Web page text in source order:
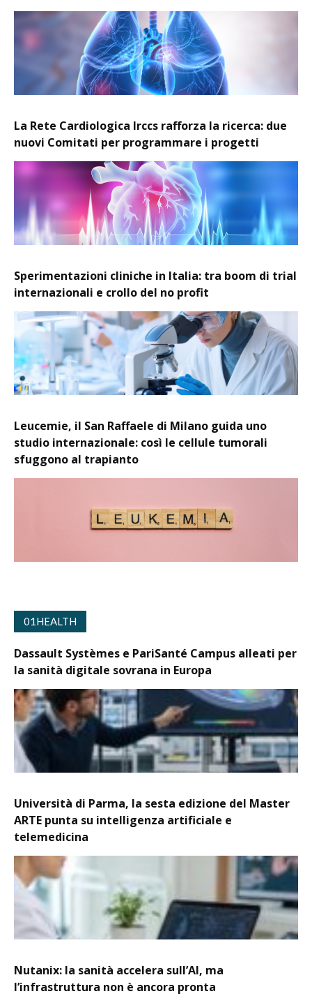
La Rete Cardiologica Irccs rafforza la ricerca: due
nuovi Comitati per programmare i progetti
Sperimentazioni cliniche in Italia: tra boom di trial
internazionali e crollo del no profit
Leucemie, il San Raffaele di Milano guida uno
studio internazionale: così le cellule tumorali
sfuggono al trapianto
01HEALTH
Dassault Systèmes e PariSanté Campus alleati per
la sanità digitale sovrana in Europa
Università di Parma, la sesta edizione del Master
ARTE punta su intelligenza artificiale e
telemedicina
Nutanix: la sanità accelera sull’AI, ma
l’infrastruttura non è ancora pronta